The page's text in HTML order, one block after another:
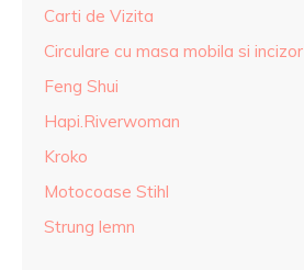
Carti de Vizita
Circulare cu masa mobila si incizor
Feng Shui
Hapi.Riverwoman
Kroko
Motocoase Stihl
Strung lemn